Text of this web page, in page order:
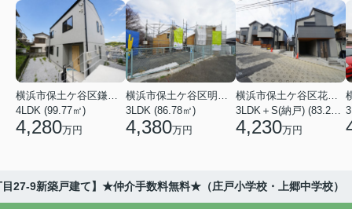
4LDK (99.77㎡)
4,280万円
3LDK (86.78㎡)
4,380万円 4,230万円
27-9新築戸建て】★仲介手数料無料★（庄戸小学校・上郷中学校）